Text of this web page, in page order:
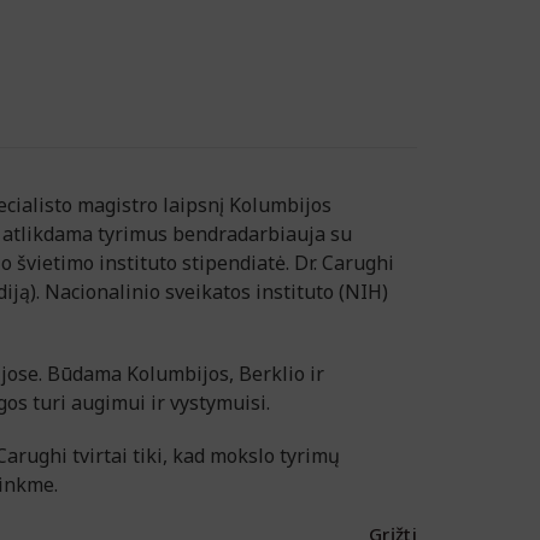
magistro laipsnį Kolumbijos
tyrimus bendradarbiauja su
švietimo instituto stipendiatė. Dr. Carughi
Nacionalinio sveikatos instituto (NIH)
Būdama Kolumbijos, Berklio ir
turi augimui ir vystymuisi.
tvirtai tiki, kad mokslo tyrimų
Grįžti